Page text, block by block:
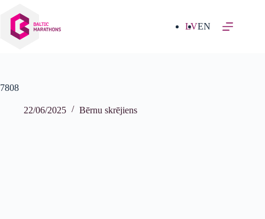
saturu
LVEN
7808
22/06/2025 Bērnu skrējiens